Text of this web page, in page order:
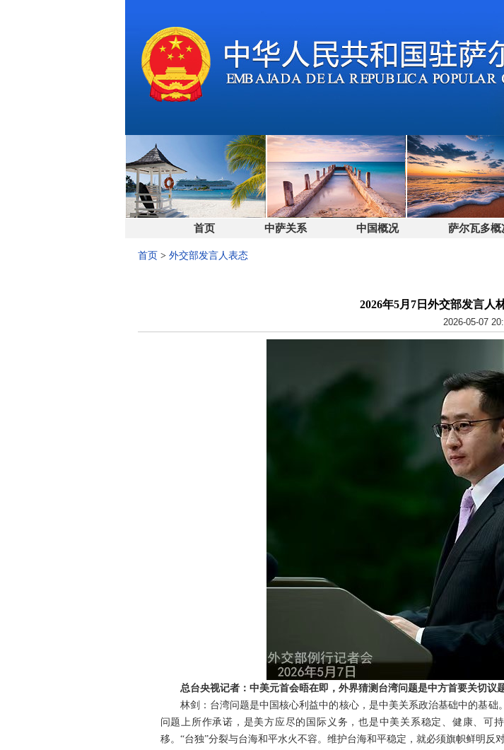
首页 中萨关系 中国概况 萨尔瓦多概
首页 > 外交部发言人表态
2026年5月7日外交部发言人
2026-05-07
总台央视记者：中美元首会晤在即，外界猜测台湾问题是中方首要关切议
林剑：台湾问题是中国核心利益中的核心，是中美关系政治基础中的基
问题上所作承诺，是美方应尽的国际义务，也是中美关系稳定、健康、可
移。“台独”分裂与台海和平水火不容。维护台海和平稳定，就必须旗帜鲜明反对